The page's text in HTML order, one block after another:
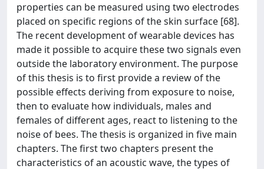
properties can be measured using two electrodes
placed on specific regions of the skin surface [68].
The recent development of wearable devices has
made it possible to acquire these two signals even
outside the laboratory environment. The purpose
of this thesis is to first provide a review of the
possible effects deriving from exposure to noise,
then to evaluate how individuals, males and
females of different ages, react to listening to the
noise of bees. The thesis is organized in five main
chapters. The first two chapters present the
characteristics of an acoustic wave, the types of